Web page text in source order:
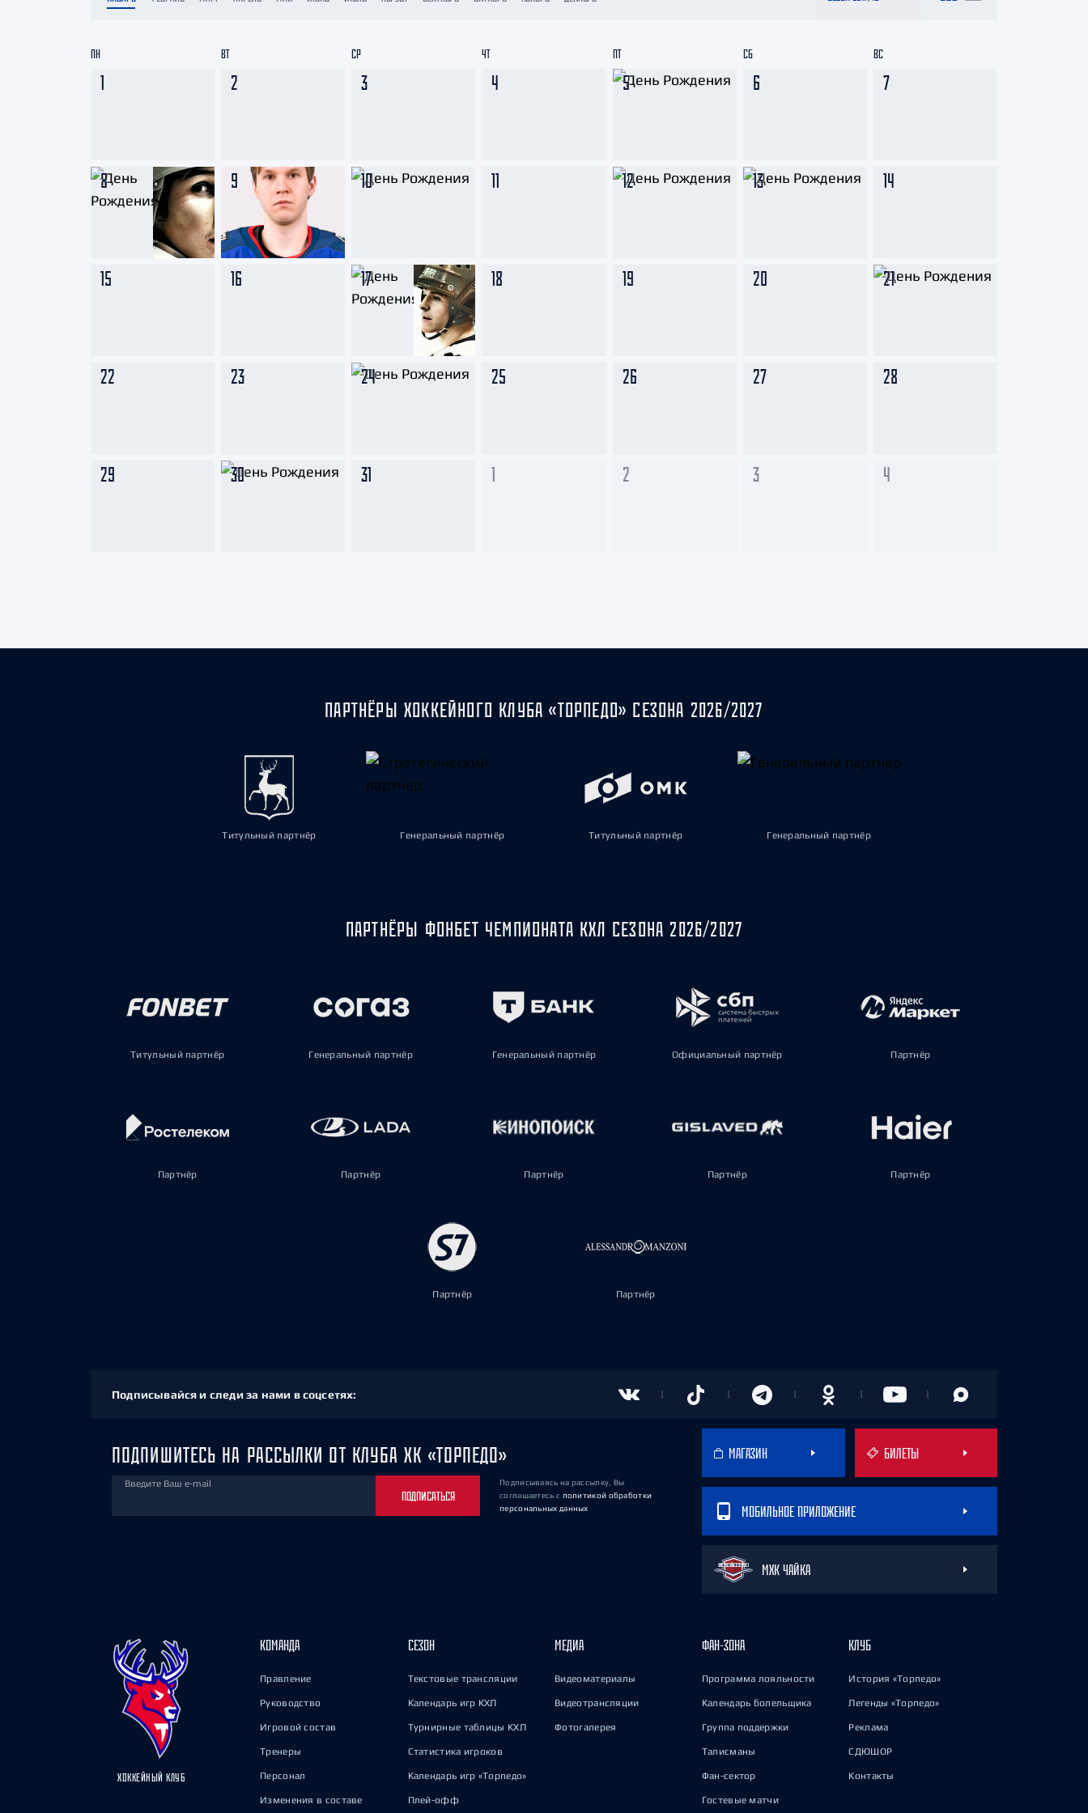
ЦСКА
Шанхайские Драконы
Салават Юлаев
1 2 3 4 5 6 7
8 9 10 11 12 13 14
15 16 17 18 19 20 21
22 23 24 25 26 27 28
29 30 31 1 2 3 4
ПН ВТ СР ЧТ ПТ СБ ВС
ПАРТНЁРЫ ХОККЕЙНОГО КЛУБА «ТОРПЕДО» СЕЗОНА 2026/2027
Титульный партнёр Генеральный партнёр Титульный партнёр Генеральный партнёр
ПАРТНЁРЫ ФОНБЕТ ЧЕМПИОНАТА КХЛ СЕЗОНА 2026/2027
Титульный партнёр Генеральный партнёр Генеральный партнёр Официальный партнёр Партнёр
Партнёр Партнёр Партнёр Партнёр Партнёр
Партнёр Партнёр
Подписывайся и следи за нами в соцсетях:
ПОДПИШИТЕСЬ НА РАССЫЛКИ ОТ КЛУБА ХК «ТОРПЕДО»
Введите Ваш e-mail
ПОДПИСАТЬСЯ
Подписываясь на рассылку, Вы
соглашаетесь с политикой обработки
персональных данных
МАГАЗИН БИЛЕТЫ
МОБИЛЬНОЕ ПРИЛОЖЕНИЕ
МХК ЧАЙКА
ХОККЕЙНЫЙ КЛУБ
КОМАНДА
Правление
Руководство
Игровой состав
Тренеры
Персонал
Изменения в составе
СЕЗОН
Текстовые трансляции
Календарь игр КХЛ
Турнирные таблицы КХЛ
Статистика игроков
Календарь игр «Торпедо»
Плей-офф
МЕДИА
Видеоматериалы
Видеотрансляции
Фотогалерея
ФАН-ЗОНА
Программа лояльности
Календарь болельщика
Группа поддержки
Талисманы
Фан-сектор
Гостевые матчи
КЛУБ
История «Торпедо»
Легенды «Торпедо»
Реклама
СДЮШОР
Контакты